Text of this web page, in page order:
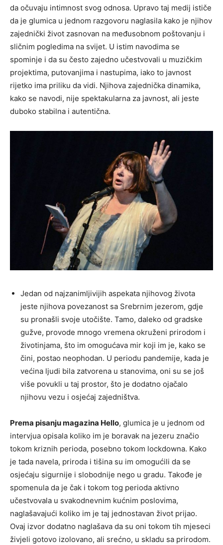
da očuvaju intimnost svog odnosa. Upravo taj medij ističe
da je glumica u jednom razgovoru naglasila kako je njihov
zajednički život zasnovan na međusobnom poštovanju i
sličnim pogledima na svijet. U istim navodima se
spominje i da su često zajedno učestvovali u muzičkim
projektima, putovanjima i nastupima, iako to javnost
rijetko ima priliku da vidi. Njihova zajednička dinamika,
kako se navodi, nije spektakularna za javnost, ali jeste
duboko stabilna i autentična.
Jedan od najzanimljivijih aspekata njihovog života
jeste njihova povezanost sa Srebrnim jezerom, gdje
su pronašli svoje utočište. Tamo, daleko od gradske
gužve, provode mnogo vremena okruženi prirodom i
životinjama, što im omogućava mir koji im je, kako se
čini, postao neophodan. U periodu pandemije, kada je
većina ljudi bila zatvorena u stanovima, oni su se još
više povukli u taj prostor, što je dodatno ojačalo
njihovu vezu i osjećaj zajedništva.
Prema pisanju magazina Hello, glumica je u jednom od
intervjua opisala koliko im je boravak na jezeru značio
tokom kriznih perioda, posebno tokom lockdowna. Kako
je tada navela, priroda i tišina su im omogućili da se
osjećaju sigurnije i slobodnije nego u gradu. Takođe je
spomenula da je čak i tokom tog perioda aktivno
učestvovala u svakodnevnim kućnim poslovima,
naglašavajući koliko im je taj jednostavan život prijao.
Ovaj izvor dodatno naglašava da su oni tokom tih mjeseci
živjeli gotovo izolovano, ali srećno, u skladu sa prirodom.